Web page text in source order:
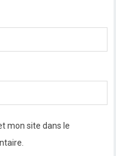
mon site dans le